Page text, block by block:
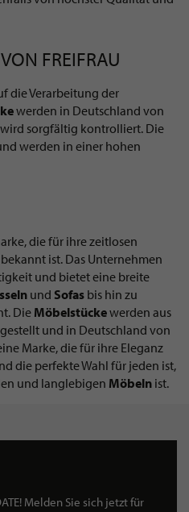
FREIFRAU
die Verarbeitung der
werden in Deutschland von
sorgfältig kontrolliert. Die
werden in einer hohen
die für ihre zeitlosen
ist. Das Unternehmen
und bietet eine breite
und Sofas bis hin zu
Die Möbelstückewerden aus
und in Deutschland von
Marke, die für ihre Eleganz
die perfekte Wahl für jeden ist,
und langlebigen Möbeln ist.
Melden Sie sich jetzt für